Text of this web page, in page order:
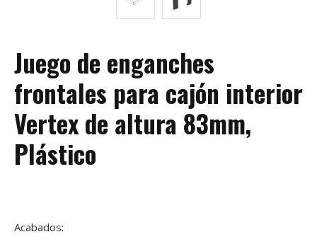
Juego de enganches
frontales para cajón interior
Vertex de altura 83mm,
Plástico
Acabados: